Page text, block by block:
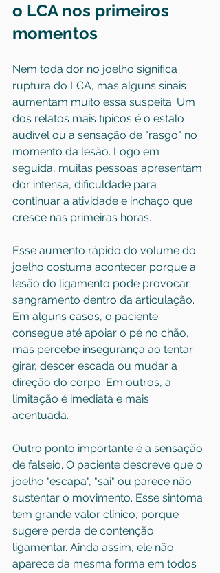
o LCA nos primeiros
momentos
Nem toda dor no joelho significa
ruptura do LCA, mas alguns sinais
aumentam muito essa suspeita. Um
dos relatos mais típicos é o estalo
audível ou a sensação de "rasgo" no
momento da lesão. Logo em
seguida, muitas pessoas apresentam
dor intensa, dificuldade para
continuar a atividade e inchaço que
cresce nas primeiras horas.
Esse aumento rápido do volume do
joelho costuma acontecer porque a
lesão do ligamento pode provocar
sangramento dentro da articulação.
Em alguns casos, o paciente
consegue até apoiar o pé no chão,
mas percebe insegurança ao tentar
girar, descer escada ou mudar a
direção do corpo. Em outros, a
limitação é imediata e mais
acentuada.
Outro ponto importante é a sensação
de falseio. O paciente descreve que o
joelho "escapa", "sai" ou parece não
sustentar o movimento. Esse sintoma
tem grande valor clínico, porque
sugere perda de contenção
ligamentar. Ainda assim, ele não
aparece da mesma forma em todos